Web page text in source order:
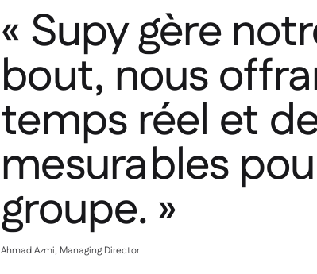
« Supy gère
bout, nous
temps réel et
mesurables
groupe. »
Ahmad Azmi, Managing Director